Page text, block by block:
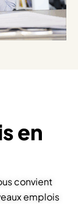
en
convient
emplois